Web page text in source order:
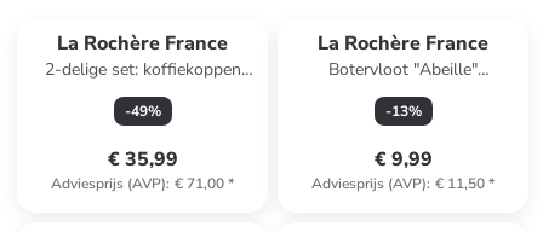
La Rochère France
2-delige set: koffiekoppen
"Ouessant"
transprant/lichtbruin - 250 ml
-49%
€ 35,99
Adviesprijs (AVP): € 71,00*
La Rochère France
Botervloot "Abeille"
transparant - (H)7,3 cm
-13%
€ 9,99
Adviesprijs (AVP): € 11,50*